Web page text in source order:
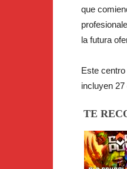
que
la futura
Este
incluyen
TE